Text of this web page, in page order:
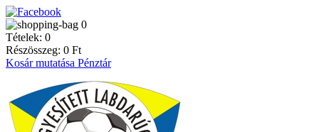
0
Tételek: 0
Részösszeg: 0 Ft
Kosár mutatása Pénztár